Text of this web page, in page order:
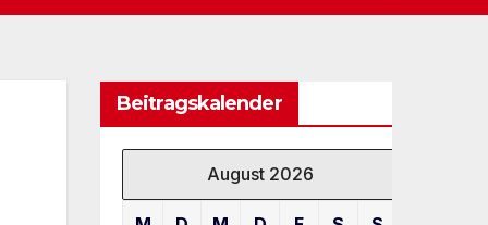
Beitragskalender
August 2026